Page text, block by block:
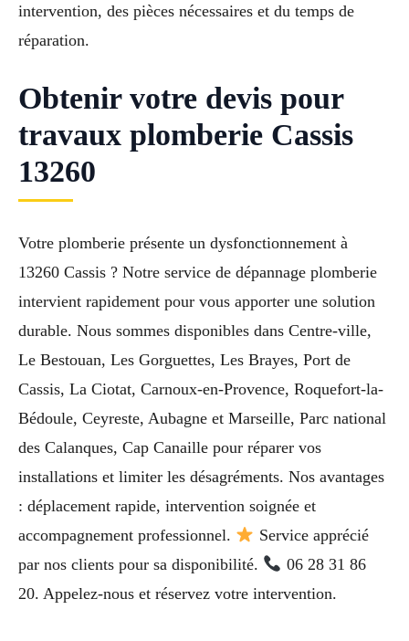
intervention, des pièces nécessaires et du temps de
réparation.
Obtenir votre devis pour
travaux plomberie Cassis
13260
Votre plomberie présente un dysfonctionnement à
13260 Cassis ? Notre service de dépannage plomberie
intervient rapidement pour vous apporter une solution
durable. Nous sommes disponibles dans Centre-ville,
Le Bestouan, Les Gorguettes, Les Brayes, Port de
Cassis, La Ciotat, Carnoux-en-Provence, Roquefort-la-
Bédoule, Ceyreste, Aubagne et Marseille, Parc national
des Calanques, Cap Canaille pour réparer vos
installations et limiter les désagréments. Nos avantages
: déplacement rapide, intervention soignée et
accompagnement professionnel.
Service apprécié
par nos clients pour sa disponibilité.
06 28 31 86
20. Appelez-nous et réservez votre intervention.